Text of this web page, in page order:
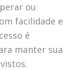
ou
facilidade e
é
manter sua